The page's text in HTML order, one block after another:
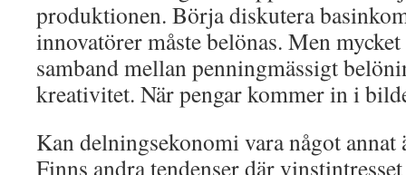
produktionen. Börja diskutera
innovatörer måste belönas. Men
samband mellan penningmässigt
kreativitet. När pengar kommer in i
Kan delningsekonomi vara något annat
Finns andra tendenser där